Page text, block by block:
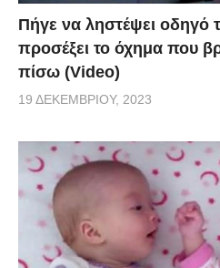
Πήγε να ληστέψει οδηγό
προσέξει το όχημα που
πίσω (Video)
19 ΔΕΚΕΜΒΡΊΟΥ, 2023